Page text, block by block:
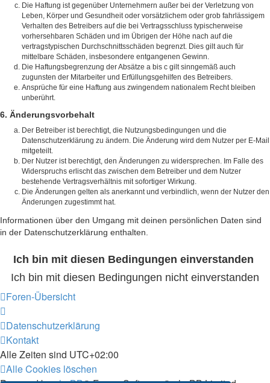
Die Haftung ist gegenüber Unternehmern außer bei der Verletzung von
Leben, Körper und Gesundheit oder vorsätzlichem oder grob fahrlässigem
Verhalten des Betreibers auf die bei Vertragsschluss typischerweise
vorhersehbaren Schäden und im Übrigen der Höhe nach auf die
vertragstypischen Durchschnittsschäden begrenzt. Dies gilt auch für
mittelbare Schäden, insbesondere entgangenen Gewinn.
Die Haftungsbegrenzung der Absätze a bis c gilt sinngemäß auch
zugunsten der Mitarbeiter und Erfüllungsgehilfen des Betreibers.
Ansprüche für eine Haftung aus zwingendem nationalem Recht bleiben
unberührt.
6. Änderungsvorbehalt
Der Betreiber ist berechtigt, die Nutzungsbedingungen und die
Datenschutzerklärung zu ändern. Die Änderung wird dem Nutzer per E-Mail
mitgeteilt.
Der Nutzer ist berechtigt, den Änderungen zu widersprechen. Im Falle des
Widerspruchs erlischt das zwischen dem Betreiber und dem Nutzer
bestehende Vertragsverhältnis mit sofortiger Wirkung.
Die Änderungen gelten als anerkannt und verbindlich, wenn der Nutzer den
Änderungen zugestimmt hat.
Informationen über den Umgang mit deinen persönlichen Daten sind
in der Datenschutzerklärung enthalten.
Foren-Übersicht
Datenschutzerklärung
Kontakt
Alle Zeiten sind UTC+02:00
Alle Cookies löschen